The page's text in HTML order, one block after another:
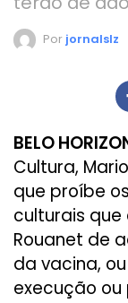
Por jornalslz
BELO
Cultura,
que proíbe
culturais
Rouanet de
da vacina,
execução